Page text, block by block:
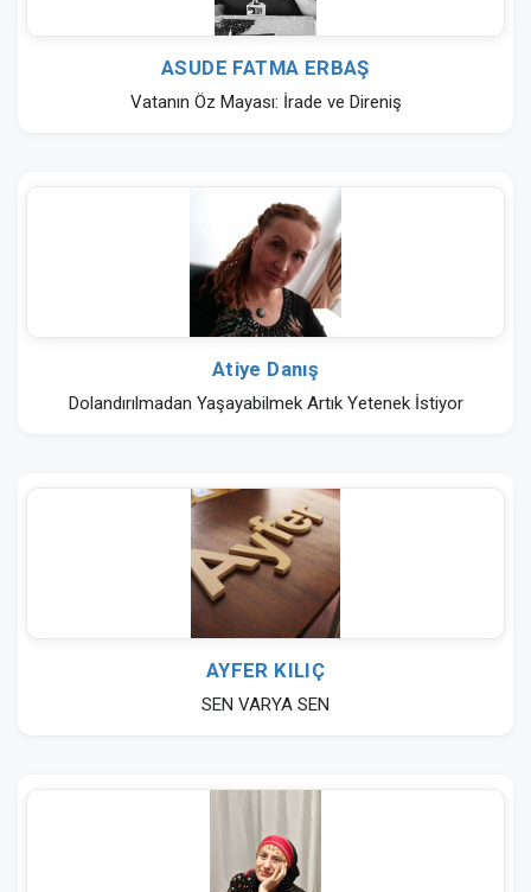
ASUDE FATMA ERBAŞ
Vatanın Öz Mayası: İrade ve Direniş
Atiye Danış
Dolandırılmadan Yaşayabilmek Artık Yetenek İstiyor
AYFER KILIÇ
SEN VARYA SEN